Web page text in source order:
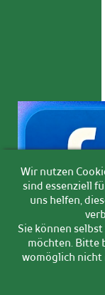
Wir nutzen
sind essenziell
uns helfen,
Sie können selbst
möchten. Bitte
womöglich nicht